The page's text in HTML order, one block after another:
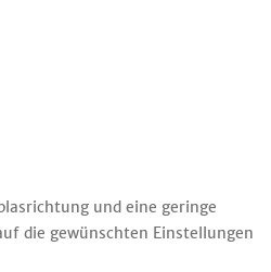
und eine geringe
die gewünschten Einstellungen